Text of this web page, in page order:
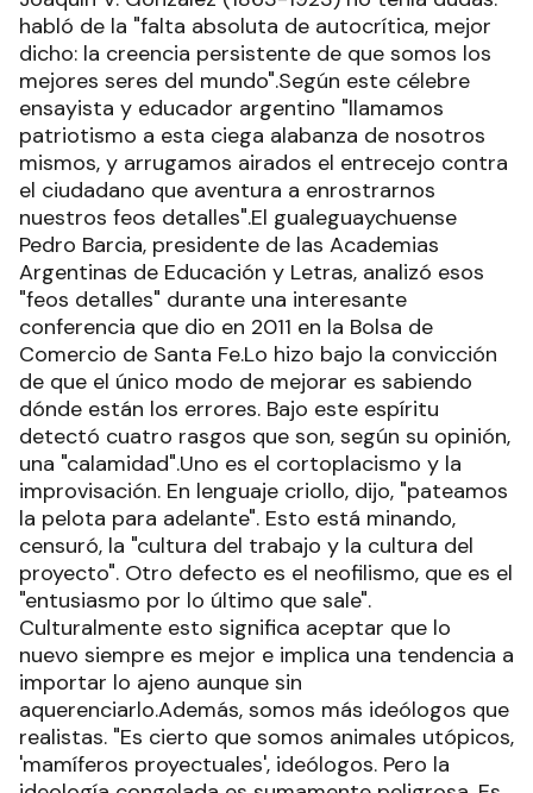
habló de la "falta absoluta de autocrítica, mejor
dicho: la creencia persistente de que somos los
mejores seres del mundo".Según este célebre
ensayista y educador argentino "llamamos
patriotismo a esta ciega alabanza de nosotros
mismos, y arrugamos airados el entrecejo contra
el ciudadano que aventura a enrostrarnos
nuestros feos detalles".El gualeguaychuense
Pedro Barcia, presidente de las Academias
Argentinas de Educación y Letras, analizó esos
"feos detalles" durante una interesante
conferencia que dio en 2011 en la Bolsa de
Comercio de Santa Fe.Lo hizo bajo la convicción
de que el único modo de mejorar es sabiendo
dónde están los errores. Bajo este espíritu
detectó cuatro rasgos que son, según su opinión,
una "calamidad".Uno es el cortoplacismo y la
improvisación. En lenguaje criollo, dijo, "pateamos
la pelota para adelante". Esto está minando,
censuró, la "cultura del trabajo y la cultura del
proyecto". Otro defecto es el neofilismo, que es el
"entusiasmo por lo último que sale".
Culturalmente esto significa aceptar que lo
nuevo siempre es mejor e implica una tendencia a
importar lo ajeno aunque sin
aquerenciarlo.Además, somos más ideólogos que
realistas. "Es cierto que somos animales utópicos,
'mamíferos proyectuales', ideólogos. Pero la